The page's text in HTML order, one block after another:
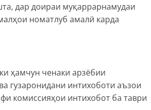
дар доираи муқаррарнамудаи
номатлуб амалӣ карда
ҳамчун ченаки арзёбии
гузаронидани интихоботи аъзои
комиссияҳои интихобот ба таври